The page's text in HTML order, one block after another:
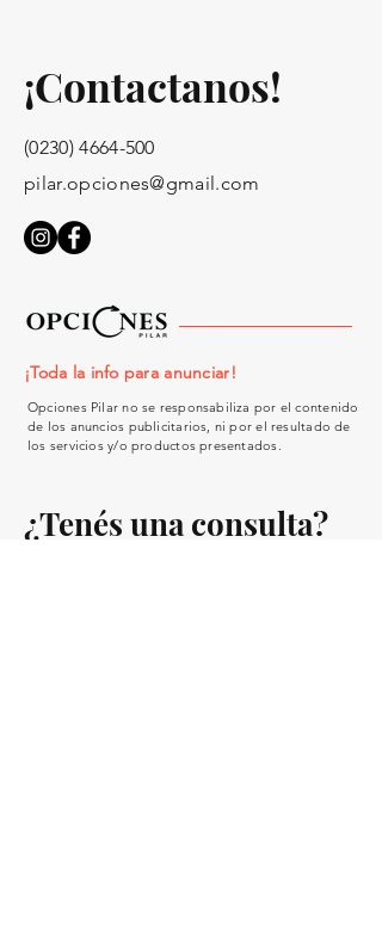
¡Contactanos!
(0230) 4664-500
pilar.opciones@gmail.com
¡Toda la info para anunciar!
Opciones Pilar no se responsabiliza por el contenido
de los anuncios publicitarios, ni por el resultado de
los servicios y/o productos presentados.
¿Tenés una consulta?